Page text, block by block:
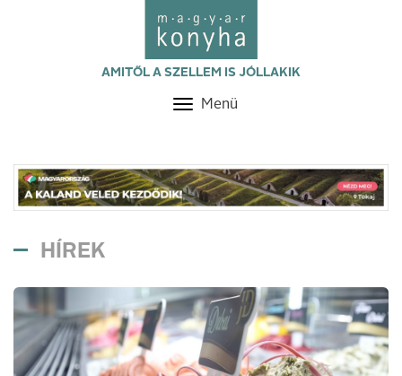
AMITŐL A SZELLEM IS JÓLLAKIK
Toggle
Menü
HÍREK